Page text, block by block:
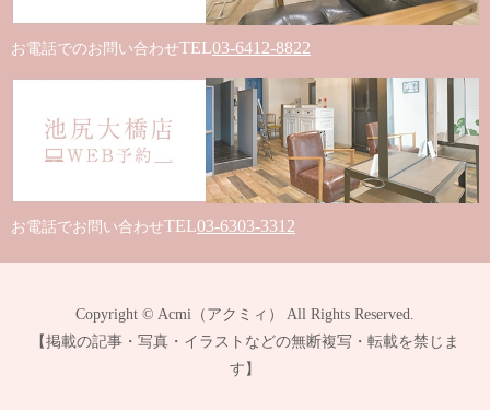
お電話でのお問い合わせTEL03-6412-8822
お電話でお問い合わせTEL03-6303-3312
Copyright © Acmi（アクミィ） All Rights Reserved.
【掲載の記事・写真・イラストなどの無断複写・転載を禁じま
す】